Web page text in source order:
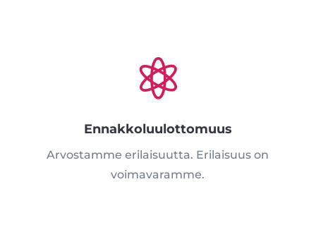

Ennakkoluulottomuus
Arvostamme erilaisuutta. Erilaisuus on
voimavaramme.